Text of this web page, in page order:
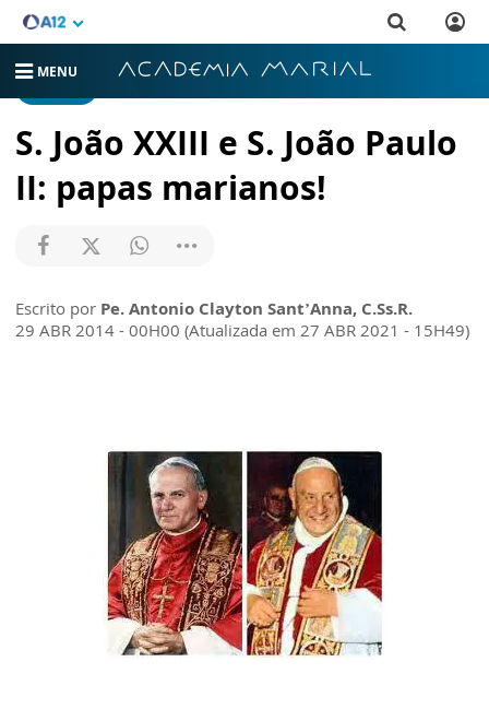
MENU
S. João XXIII e S. João Paulo
II: papas marianos!
Escrito por Pe. Antonio Clayton Sant’Anna, C.Ss.R.
29 ABR 2014 - 00H00 (Atualizada em 27 ABR 2021 - 15H49)